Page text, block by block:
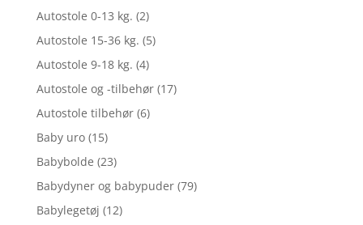
Autostole 0-13 kg. (2)
Autostole 15-36 kg. (5)
Autostole 9-18 kg. (4)
Autostole og -tilbehør (17)
Autostole tilbehør (6)
Baby uro (15)
Babybolde (23)
Babydyner og babypuder (79)
Babylegetøj (12)